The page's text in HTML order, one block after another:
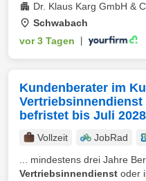
Dr. Klaus Karg GmbH &
Schwabach
vor 3 Tagen
Kundenberater im
befristet bis Juli 2028
Vollzeit JobRad
... mindestens drei Jahre
Vertriebsinnendienst oder